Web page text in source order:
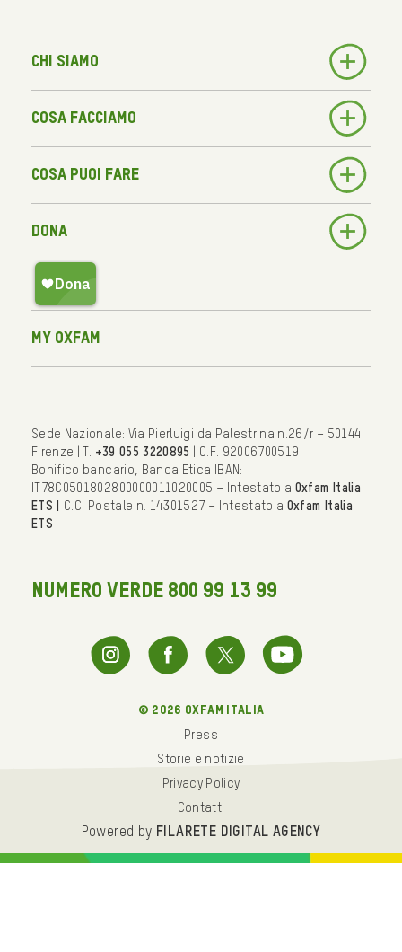
Chi siamo
Cosa facciamo
Cosa puoi fare
Dona
My Oxfam
Sede Nazionale: Via Pierluigi da Palestrina n.26/r – 50144
Firenze | T. +39 055 3220895
| C.F. 92006700519
Bonifico bancario, Banca Etica IBAN:
IT78C0501802800000011020005 – Intestato a Oxfam Italia
ETS | C.C. Postale n. 14301527 – Intestato a Oxfam Italia
ETS
NUMERO VERDE 800 99 13 99
© 2026 oxfam italia
Press
Storie e notizie
Privacy Policy
Contatti
Powered by FILARETE DIGITAL AGENCY